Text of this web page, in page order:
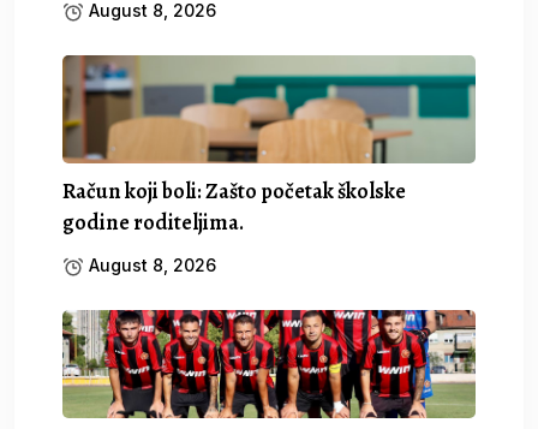
August 8, 2026
Račun koji boli: Zašto početak školske
godine roditeljima.
August 8, 2026